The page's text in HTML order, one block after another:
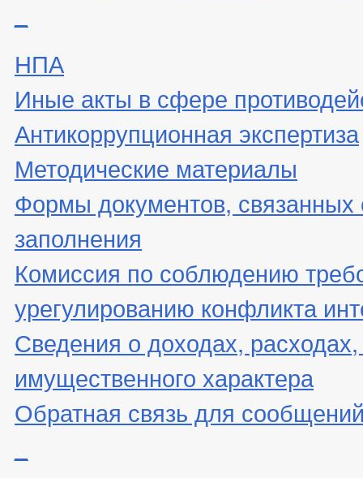
НПА
Иные акты в сфере
Антикоррупционная экспертиза
Методические материалы
Формы документов, связанных
заполнения
Комиссия по соблюдению
урегулированию конфликта
Сведения о доходах,
имущественного характера
Обратная связь для